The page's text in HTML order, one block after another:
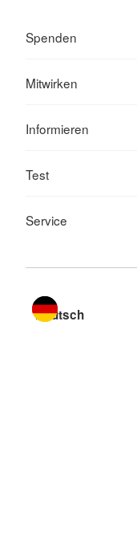
Spenden
Mitwirken
Informieren
Test
Service
Sprache wechseln zu